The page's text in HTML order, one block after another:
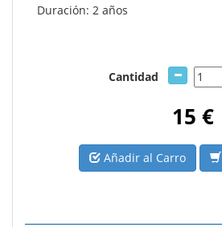
Duración: 2 años
Cantidad
15 €
Añadir al Carro